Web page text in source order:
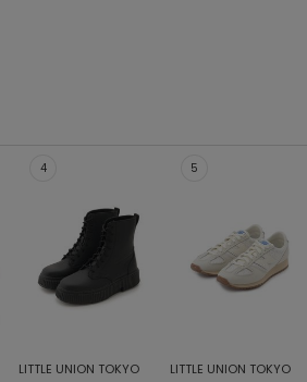
LITTLE UNION TOKYO LITTLE UNION TOKYO